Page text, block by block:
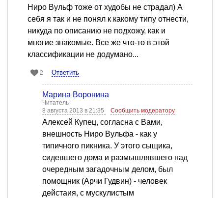
Ниро Вульф тоже от худобы не страдал) А
себя я так и не понял к какому типу отнести,
никуда по описанию не подхожу, как и
многие знакомые. Все же что-то в этой
классификации не додумано...
2 Ответить
Марина Воронина
Читатель
8 августа 2013 в 21:35
Сообщить модератору
Алексей Купец, согласна с Вами,
внешность Ниро Вульфа - как у
типичного пикника. У этого сыщика,
сидевшего дома и размышлявшего над
очередным загадочным делом, был
помощник (Арчи Гудвин) - человек
дейстаия, с мускулистым